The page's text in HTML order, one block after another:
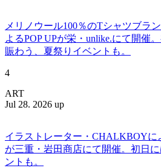
メリノウール100％のTシャツブラ
よるPOP UPが栄・unlike.にて開催
賑わう、夏祭りイベントも。
4
ART
Jul 28. 2026 up
イラストレーター・CHALKBOYに
が三重・岩田商店にて開催。初日
ントも。